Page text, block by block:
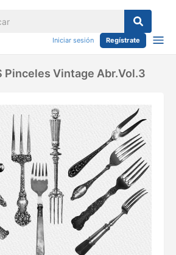
Iniciar sesión Regístrate
Pinceles Vintage Abr.Vol.3